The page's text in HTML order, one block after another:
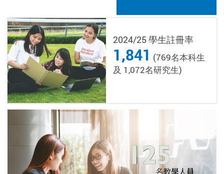
2024/25 學生註冊率
1,841 (769名本科生
及 1,072名研究生)